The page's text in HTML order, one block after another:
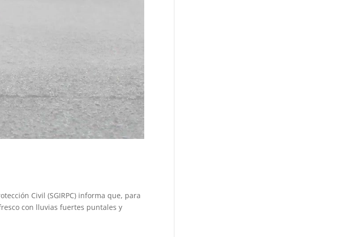
Civil (SGIRPC) informa que, para
con lluvias fuertes puntales y